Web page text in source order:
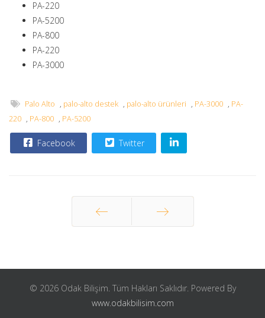
PA-220
PA-5200
PA-800
PA-220
PA-3000
Palo Alto , palo-alto destek , palo-alto ürünleri , PA-3000 , PA-
220 , PA-800 , PA-5200
Facebook Twitter
© 2026 Odak Bilişim. Tüm Hakları Saklıdır. Powered By
www.odakbilisim.com